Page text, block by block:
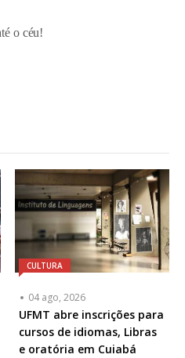
o céu!
CULTURA
04 ago, 2026
UFMT abre inscrições para
cursos de idiomas, Libras
e oratória em Cuiabá